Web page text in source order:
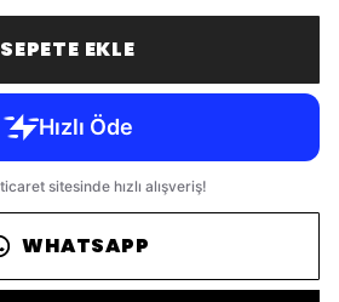
SEPETE EKLE
WHATSAPP